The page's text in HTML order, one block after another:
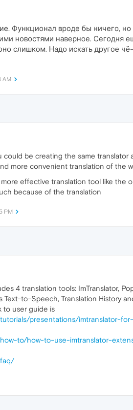
Функционал вроде бы ничего,
новостями наверное. Сегодня
слишком. Надо искать другое
AM
could be creating the same
more convenient translation of the
effective translation tool like the
because of the translation
PM
4 translation tools: ImTranslator,
to-Speech, Translation History
to user guide is
presentations/imtranslator-
to/how-to-use-imtranslator-